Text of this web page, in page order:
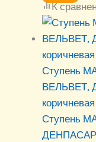
К
Ступень
ВЕЛЬВЕТ,
коричневая
Ступень